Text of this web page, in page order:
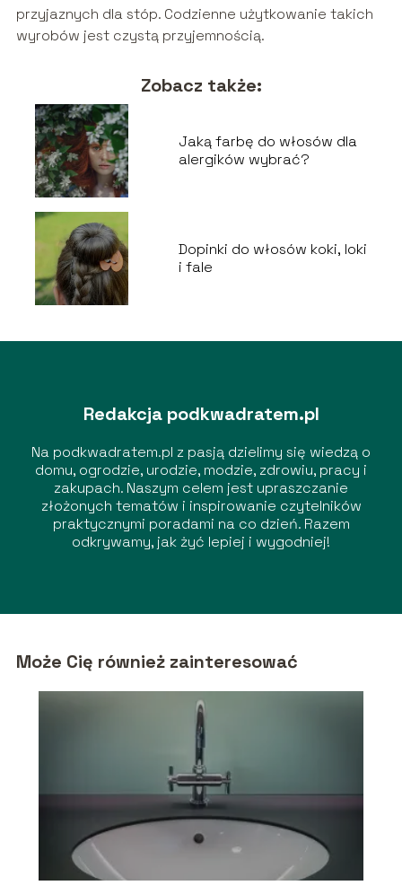
przyjaznych dla stóp. Codzienne użytkowanie takich
wyrobów jest czystą przyjemnością.
Zobacz także:
Jaką farbę do włosów dla
alergików wybrać?
Dopinki do włosów koki, loki
i fale
Redakcja podkwadratem.pl
Na podkwadratem.pl z pasją dzielimy się wiedzą o
domu, ogrodzie, urodzie, modzie, zdrowiu, pracy i
zakupach. Naszym celem jest upraszczanie
złożonych tematów i inspirowanie czytelników
praktycznymi poradami na co dzień. Razem
odkrywamy, jak żyć lepiej i wygodniej!
Może Cię również zainteresować